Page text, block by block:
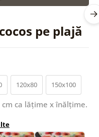
pe plajă
120x80 150x100
ca lățime x înălțime.